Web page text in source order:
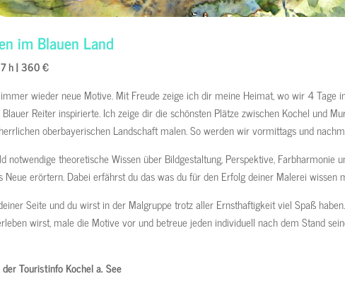
im Blauen Land
h | 360 €
wieder neue Motive. Mit Freude zeige ich dir meine Heimat, wo wir 4 Tage
Reiter inspirierte. Ich zeige dir die schönsten Plätze zwischen Kochel und
oberbayerischen Landschaft malen. So werden wir vormittags und
notwendige theoretische Wissen über Bildgestaltung, Perspektive, Farbharmonie
Neue erörtern. Dabei erfährst du das was du für den Erfolg deiner Malerei wissen
Seite und du wirst in der Malgruppe trotz aller Ernsthaftigkeit viel Spaß
wirst, male die Motive vor und betreue jeden individuell nach dem Stand
Touristinfo Kochel a. See